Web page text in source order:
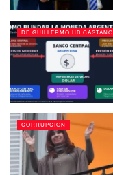
DE GUILLERMO HB CASTAÑO
CORRUPCION